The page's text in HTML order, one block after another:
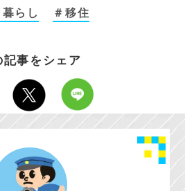
らし ＃移住
記事をシェア